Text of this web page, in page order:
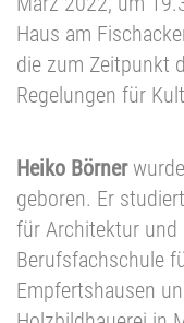
Haus am
die zum Zeitpunkt
Regelungen für
Heiko Börner
geboren. Er
für Architektur und
Berufsfachschule
Empfertshausen